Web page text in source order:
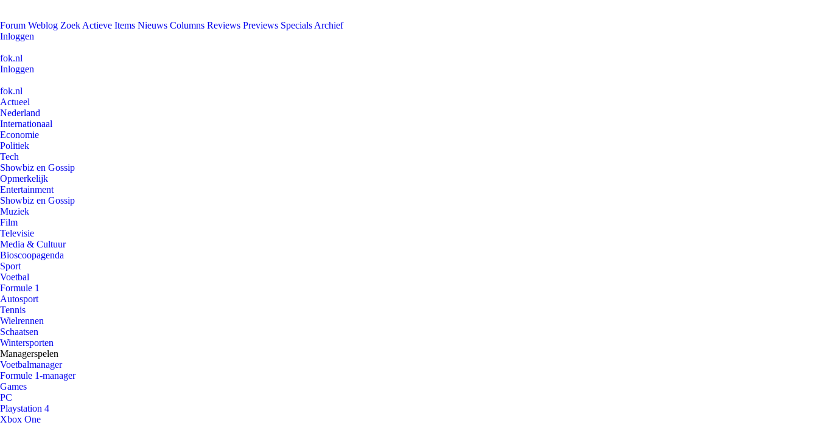
Forum Weblog Zoek Actieve Items Nieuws Columns Reviews Previews Specials Archief
Inloggen
fok.nl
Inloggen
fok.nl
Actueel
Nederland
Internationaal
Economie
Politiek
Tech
Showbiz en Gossip
Opmerkelijk
Entertainment
Showbiz en Gossip
Muziek
Film
Televisie
Media & Cultuur
Bioscoopagenda
Sport
Voetbal
Formule 1
Autosport
Tennis
Wielrennen
Schaatsen
Wintersporten
Managerspelen
Voetbalmanager
Formule 1-manager
Games
PC
Playstation 4
Xbox One